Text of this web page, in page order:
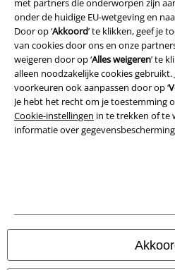
met partners die onderworpen zijn
onder de huidige EU-wetgeving en
Door op ‘Akkoord’ te klikken, geef je
van cookies door ons en onze
weigeren door op ‘Alles weigeren’ te
alleen noodzakelijke cookies
voorkeuren ook aanpassen door op ‘
Je hebt het recht om je toestemming
Cookie-instellingen in te trekken of te
informatie over
Privacyverklaring
Verklaring van conformiteit
Informatie over toegankelijkheid
Cookie-instellingen
Annuleer bestelling
Onze online shops